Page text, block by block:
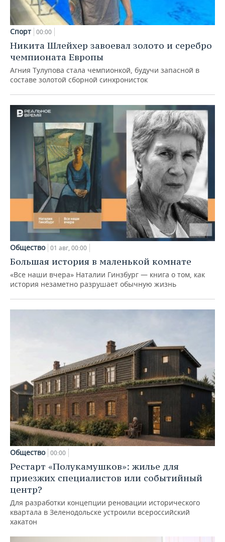
Спорт 00:00
Никита Шлейхер завоевал золото и серебро
чемпионата Европы
Агния Тулупова стала чемпионкой, будучи запасной в
составе золотой сборной синхронисток
Общество 01 авг, 00:00
Большая история в маленькой комнате
«Все наши вчера» Наталии Гинзбург — книга о том, как
история незаметно разрушает обычную жизнь
Общество 00:00
Рестарт «Полукамушков»: жилье для
приезжих специалистов или событийный
центр?
Для разработки концепции реновации исторического
квартала в Зеленодольске устроили всероссийский
хакатон